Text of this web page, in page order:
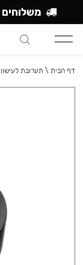
דף הבית \ תערובת לעישון
משלוחים